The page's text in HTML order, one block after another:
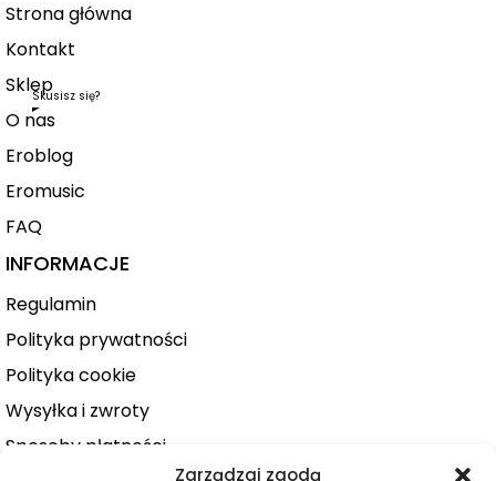
Zarządzaj zgodą
Strona główna
Kontakt
Sklep
O nas
Skusisz się?
Eroblog
Eromusic
FAQ
INFORMACJE
Regulamin
Polityka prywatności
Polityka cookie
Wysyłka i zwroty
Sposoby płatności